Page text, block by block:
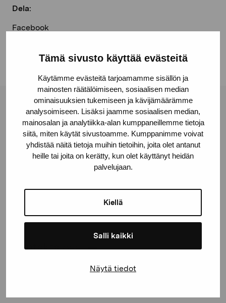
Tämä sivusto käyttää evästeitä
Käytämme evästeitä tarjoamamme sisällön ja
mainosten räätälöimiseen, sosiaalisen median
ominaisuuksien tukemiseen ja kävijämäärämme
analysoimiseen. Lisäksi jaamme sosiaalisen median,
mainosalan ja analytiikka-alan kumppaneillemme tietoja
siitä, miten käytät sivustoamme. Kumppanimme voivat
yhdistää näitä tietoja muihin tietoihin, joita olet antanut
heille tai joita on kerätty, kun olet käyttänyt heidän
palvelujaan.
Kiellä
Salli kaikki
Näytä tiedot
Dela:
Facebook
Stiftelsen Pro Artibus
Gustav Wasas gata 11
10600 Ekenäs
proartibus@proartibus.fi
Kontakta oss